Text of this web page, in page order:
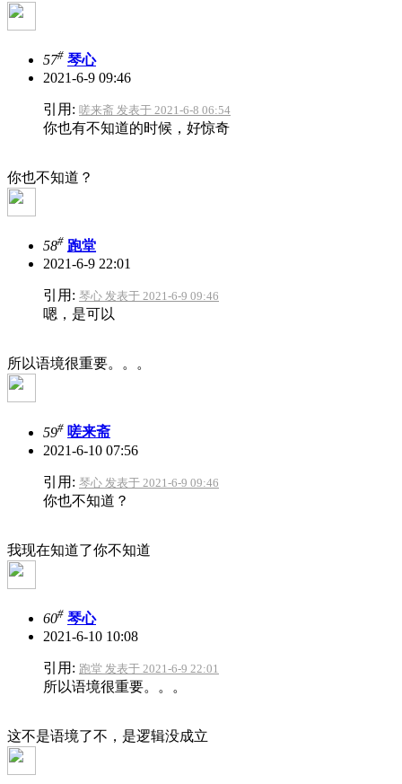
57# 琴心
2021-6-9 09:46
引用: 嗟来斋 发表于 2021-6-8 06:54
你也有不知道的时候，好惊奇
你也不知道？
58# 跑堂
2021-6-9 22:01
引用: 琴心 发表于 2021-6-9 09:46
嗯，是可以
所以语境很重要。。。
59# 嗟来斋
2021-6-10 07:56
引用: 琴心 发表于 2021-6-9 09:46
你也不知道？
我现在知道了你不知道
60# 琴心
2021-6-10 10:08
引用: 跑堂 发表于 2021-6-9 22:01
所以语境很重要。。。
这不是语境了不，是逻辑没成立